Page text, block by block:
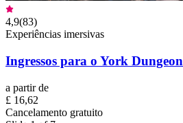
4,9(83)
Experiências imersivas
Ingressos para o York Dungeon
a partir de
£ 16,62
Cancelamento gratuito